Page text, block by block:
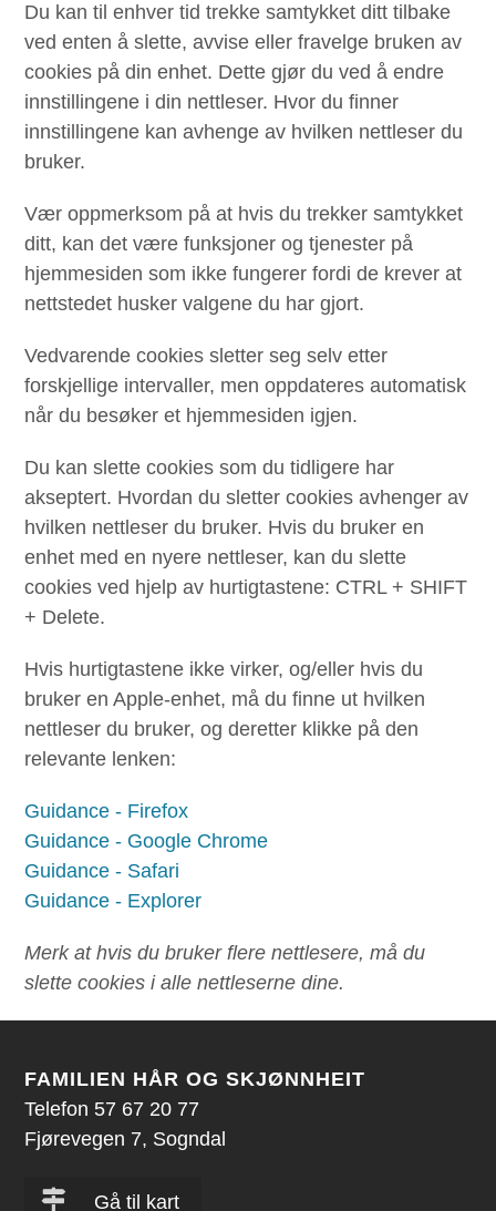
Du kan til enhver tid trekke samtykket ditt tilbake
ved enten å slette, avvise eller fravelge bruken av ​​
cookies på din enhet. Dette gjør du ved å endre
innstillingene i din nettleser. Hvor du finner
innstillingene kan avhenge av hvilken nettleser du
bruker.
Vær oppmerksom på at hvis du trekker samtykket
ditt, kan det være funksjoner og tjenester på
hjemmesiden som ikke fungerer fordi de krever at
nettstedet husker valgene du har gjort.
Vedvarende cookies sletter seg selv etter
forskjellige intervaller, men oppdateres automatisk
når du besøker et hjemmesiden igjen.
Du kan slette cookies som du tidligere har
akseptert. Hvordan du sletter cookies avhenger av
hvilken nettleser du bruker. Hvis du bruker en
enhet med en nyere nettleser, kan du slette
cookies ved hjelp av hurtigtastene: CTRL + SHIFT
+ Delete.
Hvis hurtigtastene ikke virker, og/eller hvis du
bruker en Apple-enhet, må du finne ut hvilken
nettleser du bruker, og deretter klikke på den
relevante lenken:
Guidance - Firefox
Guidance - Google Chrome
Guidance - Safari
Guidance - Explorer
Merk at hvis du bruker flere nettlesere, må du
slette cookies i alle nettleserne dine.
FAMILIEN HÅR OG SKJØNNHEIT
Telefon 57 67 20 77
Fjørevegen 7, Sogndal
Gå til kart